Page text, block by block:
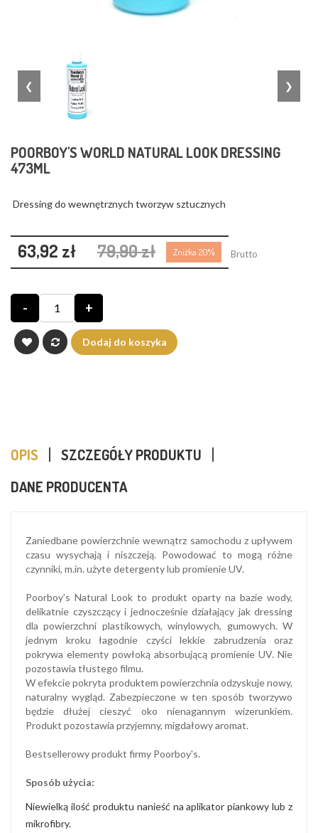
❮ ❯
POORBOY'S WORLD NATURAL LOOK DRESSING
473ML
Dressing do wewnętrznych tworzyw sztucznych
63,92 zł 79,90 zł Zniżka 20% Brutto
- +
Dodaj do koszyka
OPIS
SZCZEGÓŁY PRODUKTU
DANE PRODUCENTA
Zaniedbane powierzchnie wewnątrz samochodu z upływem
czasu wysychają i niszczeją. Powodować to mogą różne
czynniki, m.in. użyte detergenty lub promienie UV.
Poorboy’s Natural Look to produkt oparty na bazie wody,
delikatnie czyszczący i jednocześnie działający jak dressing
dla powierzchni plastikowych, winylowych, gumowych. W
jednym kroku łagodnie czyści lekkie zabrudzenia oraz
pokrywa elementy powłoką absorbującą promienie UV. Nie
pozostawia tłustego filmu.
W efekcie pokryta produktem powierzchnia odzyskuje nowy,
naturalny wygląd. Zabezpieczone w ten sposób tworzywo
będzie dłużej cieszyć oko nienagannym wizerunkiem.
Produkt pozostawia przyjemny, migdałowy aromat.
Bestsellerowy produkt firmy Poorboy's.
Sposób użycia:
Niewielką ilość produktu nanieść na aplikator piankowy lub z
mikrofibry.